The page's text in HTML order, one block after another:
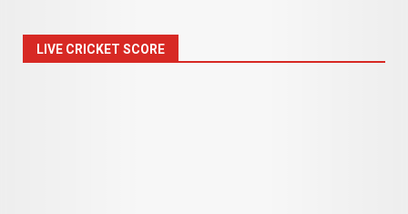
LIVE CRICKET SCORE